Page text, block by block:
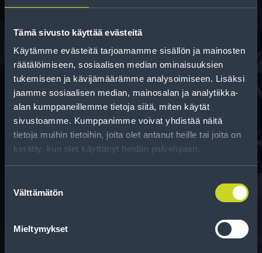
Tämä sivusto käyttää evästeitä
Käytämme evästeitä tarjoamamme sisällön ja mainosten
räätälöimiseen, sosiaalisen median ominaisuuksien
tukemiseen ja kävijämäärämme analysoimiseen. Lisäksi
jaamme sosiaalisen median, mainosalan ja analytiikka-
alan kumppaneillemme tietoja siitä, miten käytät
sivustoamme. Kumppanimme voivat yhdistää näitä
tietoja muihin tietoihin, joita olet antanut heille tai joita on
kerätty, kun olet käyttänyt heidän palvelujaan.
valinta
Välttämätön
Mieltymykset
Rahoitus
Tee ostoksesi RengasCenter-tilillä. Saat
maksuaikaa renkaillesi.